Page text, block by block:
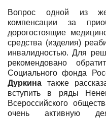
Вопрос одной из
компенсации за
дорогостоящие
средства (изделия)
инвалидностью. Для
рекомендовано
Социального фонда
Дуркина также
вступить в ряды
Всероссийского
очень активную